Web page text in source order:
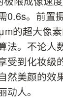
0.6s。前置
的超大像
法。不论人
受到化妆级
然美颜的效
人。